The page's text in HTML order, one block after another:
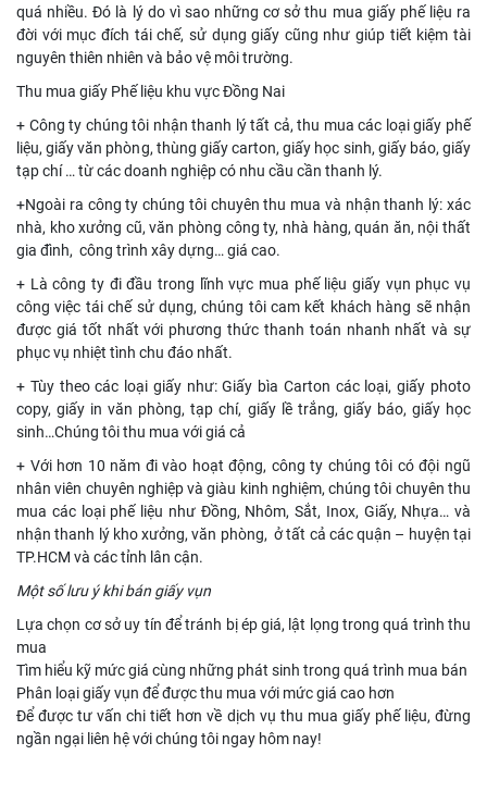
quá nhiều. Đó là lý do vì sao những cơ sở thu mua giấy phế liệu ra
đời với mục đích tái chế, sử dụng giấy cũng như giúp tiết kiệm tài
nguyên thiên nhiên và bảo vệ môi trường.
Thu mua giấy Phế liệu khu vực Đồng Nai
+ Công ty chúng tôi nhận thanh lý tất cả, thu mua các loại giấy phế
liệu, giấy văn phòng, thùng giấy carton, giấy học sinh, giấy báo, giấy
tạp chí … từ các doanh nghiệp có nhu cầu cần thanh lý.
+Ngoài ra công ty chúng tôi chuyên thu mua và nhận thanh lý: xác
nhà, kho xưởng cũ, văn phòng công ty, nhà hàng, quán ăn, nội thất
gia đình, công trình xây dựng… giá cao.
+ Là công ty đi đầu trong lĩnh vực mua phế liệu giấy vụn phục vụ
công việc tái chế sử dụng, chúng tôi cam kết khách hàng sẽ nhận
được giá tốt nhất với phương thức thanh toán nhanh nhất và sự
phục vụ nhiệt tình chu đáo nhất.
+ Tùy theo các loại giấy như: Giấy bìa Carton các loại, giấy photo
copy, giấy in văn phòng, tạp chí, giấy lề trắng, giấy báo, giấy học
sinh…Chúng tôi thu mua với giá cả
+ Với hơn 10 năm đi vào hoạt động, công ty chúng tôi có đội ngũ
nhân viên chuyên nghiệp và giàu kinh nghiệm, chúng tôi chuyên thu
mua các loại phế liệu như Đồng, Nhôm, Sắt, Inox, Giấy, Nhựa… và
nhận thanh lý kho xưởng, văn phòng, ở tất cả các quận – huyện tại
TP.HCM và các tỉnh lân cận.
Một số lưu ý khi bán giấy vụn
Lựa chọn cơ sở uy tín để tránh bị ép giá, lật lọng trong quá trình thu
mua
Tìm hiểu kỹ mức giá cùng những phát sinh trong quá trình mua bán
Phân loại giấy vụn để được thu mua với mức giá cao hơn
Để được tư vấn chi tiết hơn về dịch vụ thu mua giấy phế liệu, đừng
ngần ngại liên hệ với chúng tôi ngay hôm nay!